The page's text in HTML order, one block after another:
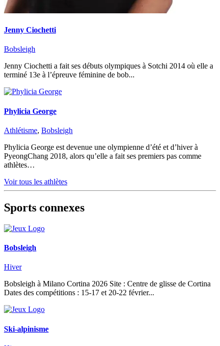
Jenny Ciochetti
Bobsleigh
Jenny Ciochetti a fait ses débuts olympiques à Sotchi 2014 où elle a
terminé 13e à l’épreuve féminine de bob...
Phylicia George
Athlétisme, Bobsleigh
Phylicia George est devenue une olympienne d’été et d’hiver à
PyeongChang 2018, alors qu’elle a fait ses premiers pas comme
athlètes…
Voir tous les athlètes
Sports connexes
Bobsleigh
Hiver
Bobsleigh à Milano Cortina 2026 Site : Centre de glisse de Cortina
Dates des compétitions : 15-17 et 20-22 février...
Ski-alpinisme